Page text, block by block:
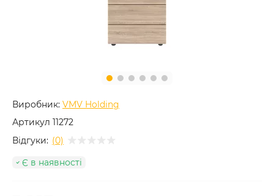
Виробник: VMV Holding
Артикул 11272
Відгуки: (0)
Є в наявності